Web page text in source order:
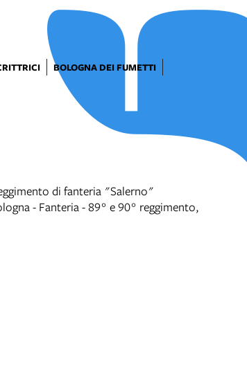
BOLOGNA DEI FUMETTI
di fanteria "Salerno"
- Fanteria - 89° e 90° reggimento,